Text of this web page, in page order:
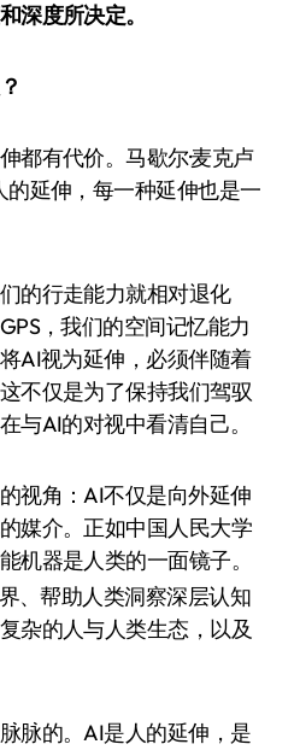
深度所决定。
都有代价。马歇尔·麦克卢
延伸，每一种延伸也是一
的行走能力就相对退化
，我们的空间记忆能力
AI视为延伸，必须伴随着
不仅是为了保持我们驾驭
与AI的对视中看清自己。
视角：AI不仅是向外延伸
媒介。正如中国人民大学
机器是人类的一面镜子。
、帮助人类洞察深层认知
杂的人与人类生态，以及
脉的。AI是人的延伸，是